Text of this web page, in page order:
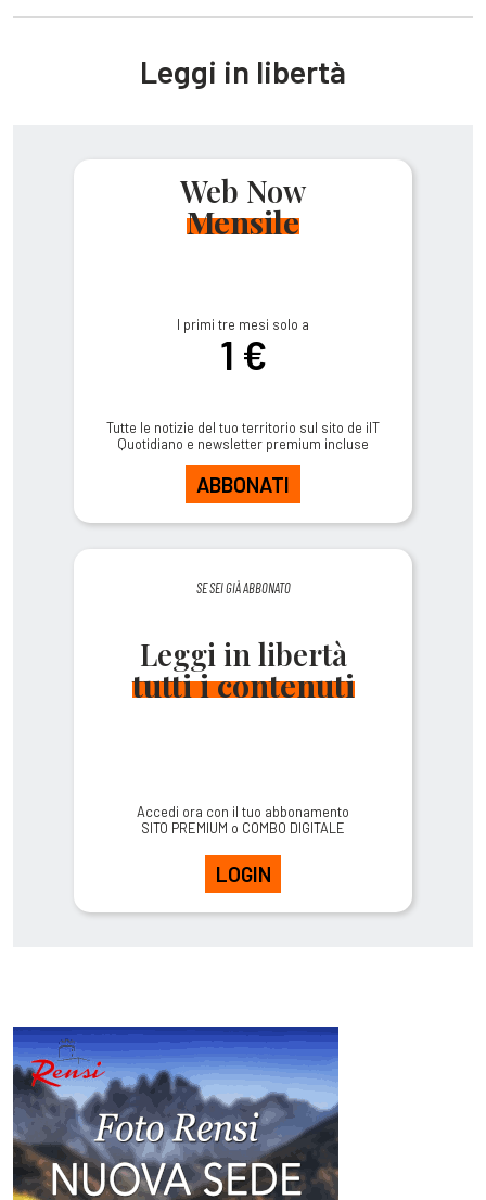
Leggi in libertà
Web Now
Mensile
I primi tre mesi solo a
1 €
Tutte le notizie del tuo territorio sul sito de ilT
Quotidiano e newsletter premium incluse
ABBONATI
SE SEI GIÀ ABBONATO
Leggi in libertà
tutti i contenuti
Accedi ora con il tuo abbonamento
SITO PREMIUM o COMBO DIGITALE
LOGIN